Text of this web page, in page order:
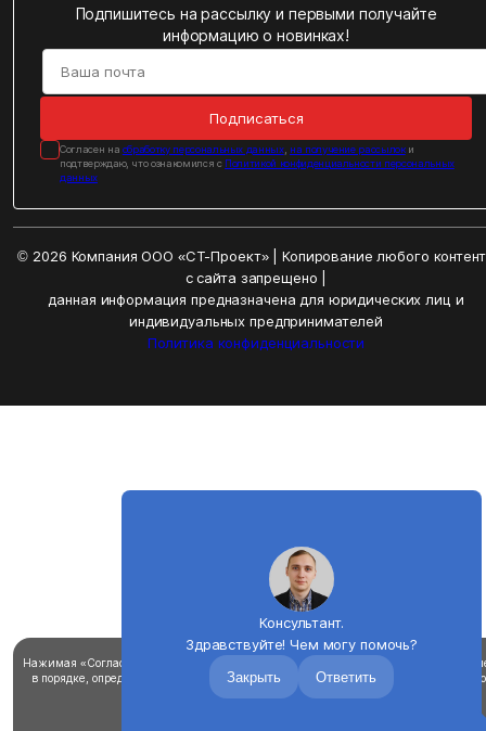
Нажимая «Согласен», вы соглашаетесь на использование файлов cookie для
в порядке, определенном в
политике использования файлов «cookie».
Вы можете
cookie в настройках браузера
Подпишитесь на рассылку и первыми получайте
информацию о новинках!
Подписаться
Cогласен на обработку персональных данных, на получение рассылоки
подтверждаю, что ознакомился с Политикой конфиденциальности персональных
данных
© 2026 Компания ООО «СТ-Проект» | Копирование любого
с сайта запрещено |
данная информация предназначена для юридических лиц и
индивидуальных предпринимателей
Политика конфиденциальности
Консультант.
Здравствуйте! Чем могу помочь?
Закрыть Ответить